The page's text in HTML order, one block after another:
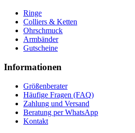
Ringe
Colliers & Ketten
Ohrschmuck
Armbänder
Gutscheine
Informationen
Größenberater
Häufige Fragen (FAQ)
Zahlung und Versand
Beratung per WhatsApp
Kontakt